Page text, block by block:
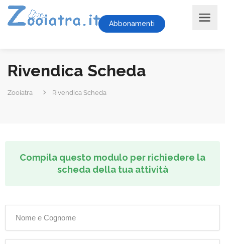
Abbonamenti
Rivendica Scheda
Zooiatra Rivendica Scheda
Compila questo modulo per richiedere la
scheda della tua attività